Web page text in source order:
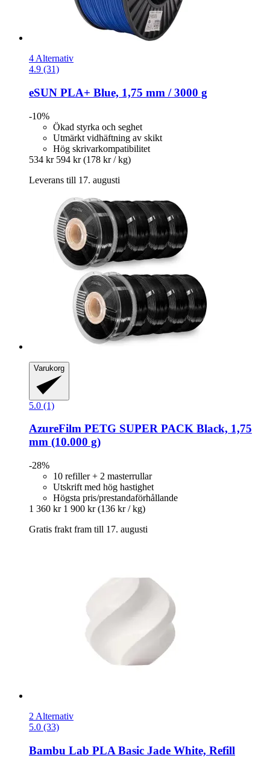
4 Alternativ
4.9 (31)
eSUN PLA+ Blue, 1,75 mm / 3000 g
-10%
Ökad styrka och seghet
Utmärkt vidhäftning av skikt
Hög skrivarkompatibilitet
534 kr 594 kr (178 kr / kg)
Leverans till 17. augusti
Varukorg
5.0 (1)
AzureFilm PETG SUPER PACK Black, 1,75
mm (10.000 g)
-28%
10 refiller + 2 masterrullar
Utskrift med hög hastighet
Högsta pris/prestandaförhållande
1 360 kr 1 900 kr (136 kr / kg)
Gratis frakt fram till 17. augusti
2 Alternativ
5.0 (33)
Bambu Lab PLA Basic Jade White, Refill